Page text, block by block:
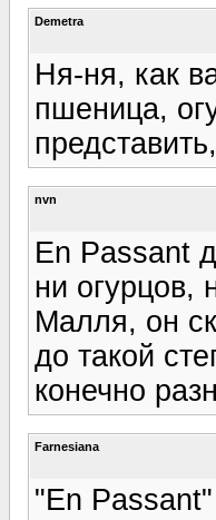
Demetra
Ня-ня, как
пшеница,
nvn
En Passant
ни огурцов,
Малля, он
до такой
конечно
Farnesiana
"En